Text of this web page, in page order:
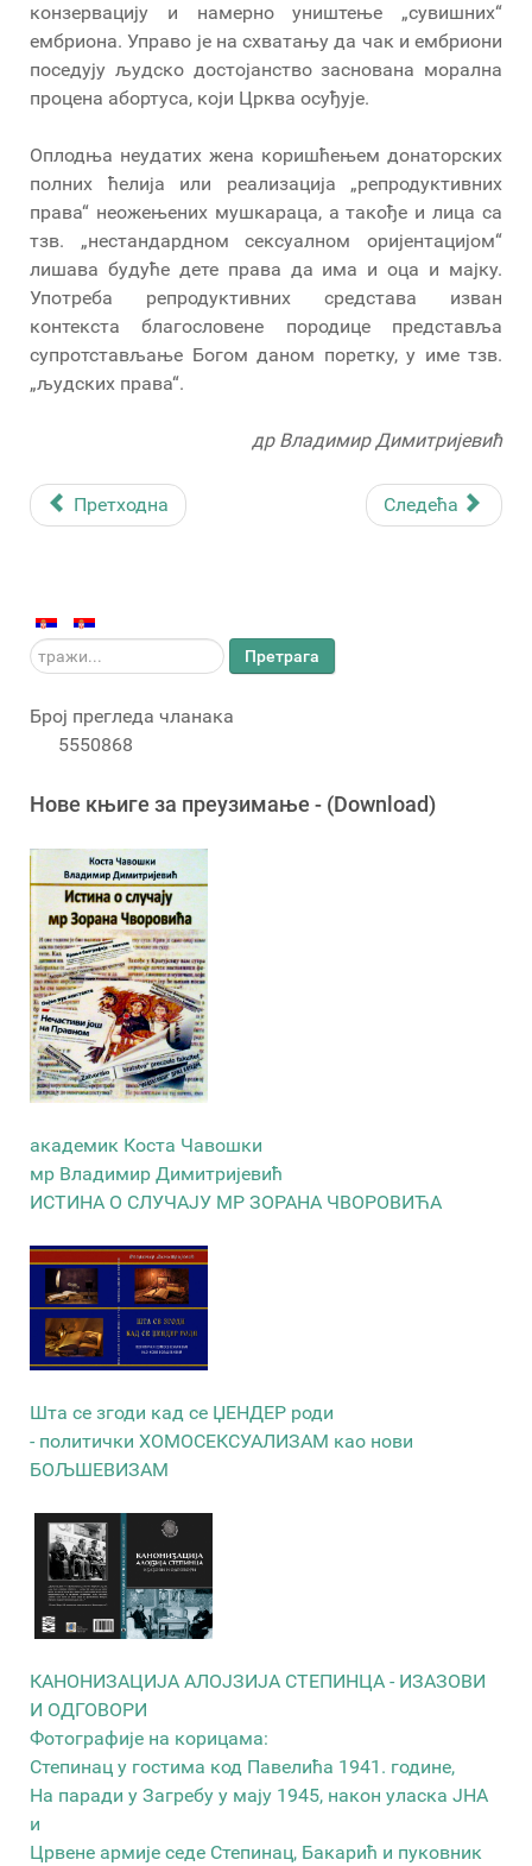
конзервацију и намерно уништење „сувишних“
ембриона. Управо је на схватању да чак и ембриони
поседују људско достојанство заснована морална
процена абортуса, који Црква осуђује.
Оплодња неудатих жена коришћењем донаторских
полних ћелија или реализација „репродуктивних
права“ неожењених мушкараца, а такође и лица са
тзв. „нестандардном сексуалном оријентацијом“
лишава будуће дете права да има и оца и мајку.
Употреба репродуктивних средстава изван
контекста благословене породице представља
супротстављање Богом даном поретку, у име тзв.
„људских права“.
др Владимир Димитријевић
Претходна Следећа
тражи... Претрага
Број прегледа чланака
5550868
Новe књигe за преузимање - (Download)
академик Коста Чавошки
мр Владимир Димитријевић
ИСТИНА О СЛУЧАЈУ МР ЗОРАНА ЧВОРОВИЋА
Шта се згоди кад се ЏЕНДЕР роди
- политички ХОМОСЕКСУАЛИЗАМ као нови
БОЉШЕВИЗАМ
КАНОНИЗАЦИЈА АЛОЈЗИЈА СТЕПИНЦА - ИЗАЗОВИ
И ОДГОВОРИ
Фотографије на корицама:
Степинац у гостима код Павелића 1941. године,
На паради у Загребу у мају 1945, након уласка ЈНА
и
Црвене армије седе Степинац, Бакарић и пуковник